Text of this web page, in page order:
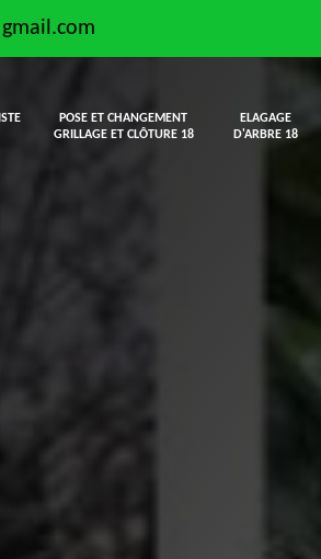
POSE ET CHANGEMENT
GRILLAGE ET CLÔTURE 18
ELAGAGE
D'ARBRE 18